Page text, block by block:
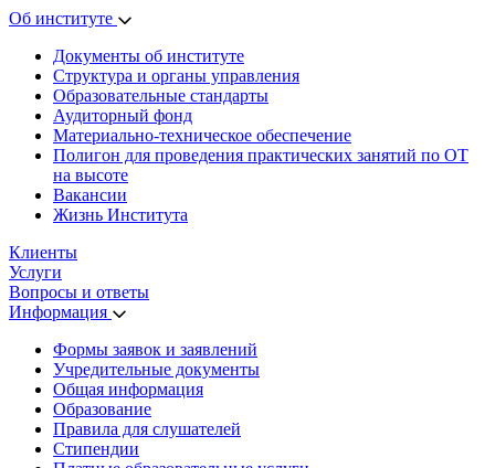
Об институте
Документы об институте
Структура и органы управления
Образовательные стандарты
Аудиторный фонд
Материально-техническое обеспечение
Полигон для проведения практических занятий по ОТ
на высоте
Вакансии
Жизнь Института
Клиенты
Услуги
Вопросы и ответы
Информация
Формы заявок и заявлений
Учредительные документы
Общая информация
Образование
Правила для слушателей
Стипендии